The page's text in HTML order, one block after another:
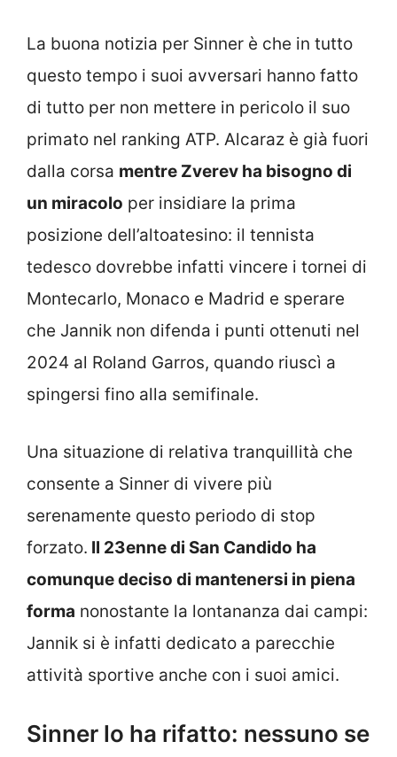
La buona notizia per Sinner è che in tutto
questo tempo i suoi avversari hanno fatto
di tutto per non mettere in pericolo il suo
primato nel ranking ATP. Alcaraz è già fuori
dalla corsa mentre Zverev ha bisogno di
un miracolo per insidiare la prima
posizione dell’altoatesino: il tennista
tedesco dovrebbe infatti vincere i tornei di
Montecarlo, Monaco e Madrid e sperare
che Jannik non difenda i punti ottenuti nel
2024 al Roland Garros, quando riuscì a
spingersi fino alla semifinale.
Una situazione di relativa tranquillità che
consente a Sinner di vivere più
serenamente questo periodo di stop
forzato. Il 23enne di San Candido ha
comunque deciso di mantenersi in piena
forma nonostante la lontananza dai campi:
Jannik si è infatti dedicato a parecchie
attività sportive anche con i suoi amici.
Sinner lo ha rifatto: nessuno se